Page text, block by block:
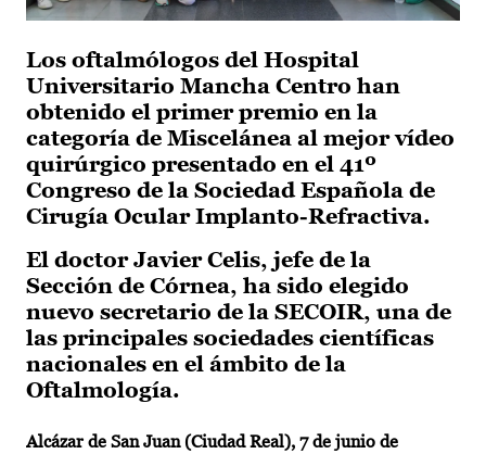
Los oftalmólogos del Hospital
Universitario Mancha Centro han
obtenido el primer premio en la
categoría de Miscelánea al mejor vídeo
quirúrgico presentado en el 41º
Congreso de la Sociedad Española de
Cirugía Ocular Implanto-Refractiva.
El doctor Javier Celis, jefe de la
Sección de Córnea, ha sido elegido
nuevo secretario de la SECOIR, una de
las principales sociedades científicas
nacionales en el ámbito de la
Oftalmología.
Alcázar de San Juan (Ciudad Real), 7 de junio de